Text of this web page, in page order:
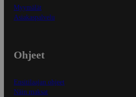
Myymälät
Asiakaspalvelu
Ohjeet
Ensitilaajan ohjeet
Näin maksat